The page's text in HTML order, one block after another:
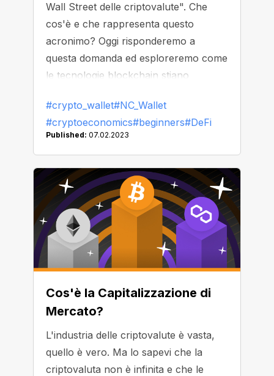
Wall Street delle criptovalute". Che
cos'è e che rappresenta questo
acronimo? Oggi risponderemo a
questa domanda ed esploreremo come
le tecnologie blockchain stiano
servizi finanziari.
#crypto_wallet#NC_Wallet
#cryptoeconomics#beginners#DeFi
Published: 07.02.2023
Cos'è la Capitalizzazione di
Mercato?
L'industria delle criptovalute è vasta,
quello è vero. Ma lo sapevi che la
criptovaluta non è infinita e che le